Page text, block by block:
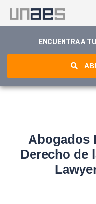
ENCUENTRA A
Abogados
Derecho de